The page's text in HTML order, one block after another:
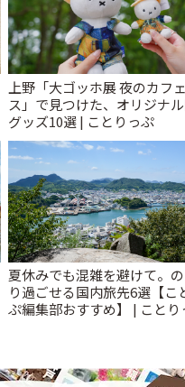
上野「大ゴッホ展 夜のカフ
ス」で見つけた、オリジナ
グッズ10選 | ことりっぷ
夏休みでも混雑を避けて。
り過ごせる国内旅先6選【こ
ぷ編集部おすすめ】 | ことり